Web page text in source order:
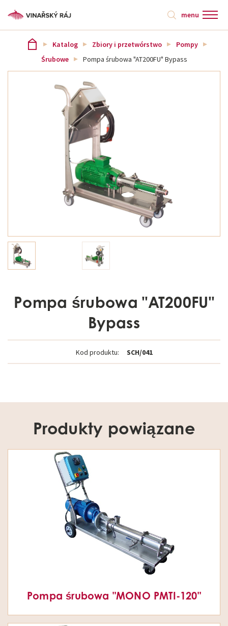
menu
Katalog Zbiory i przetwórstwo
Pompy
Śrubowe
Pompa śrubowa "AT200FU" Bypass
Pompa śrubowa "AT200FU"
Bypass
Kod produktu: SCH/041
Produkty powiązane
Pompa śrubowa "MONO PMTI-120"